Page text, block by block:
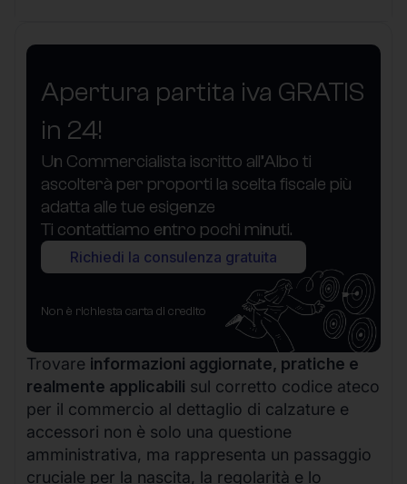
Apertura partita iva GRATIS
in 24!
Un Commercialista iscritto all’Albo ti
ascolterà per proporti la scelta fiscale più
adatta alle tue esigenze
Ti contattiamo entro pochi minuti.
Richiedi la consulenza gratuita
Non è richiesta carta di credito
Trovare informazioni aggiornate, pratiche e
realmente applicabili sul corretto codice ateco
per il commercio al dettaglio di calzature e
accessori non è solo una questione
amministrativa, ma rappresenta un passaggio
cruciale per la nascita, la regolarità e lo